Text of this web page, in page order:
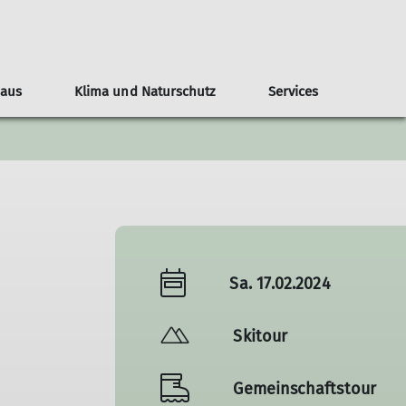
Tourenberichte Kontakt
Veranstaltungen Anfahrt
Reservierung Bilder
Klima und Naturschutz
Naturschutz
Services
Nützliche Links
Sa. 17.02.2024
Skitour
Gemeinschaftstour